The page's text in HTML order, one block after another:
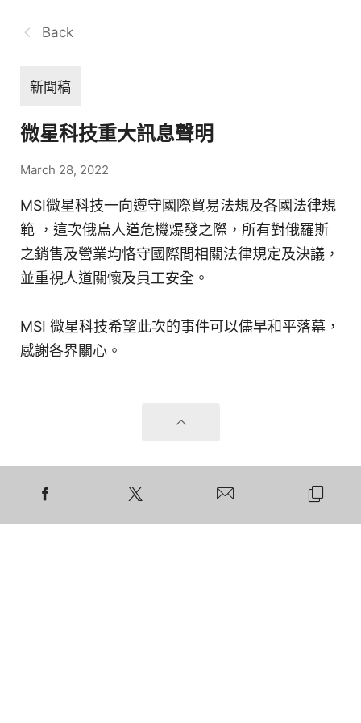
Back
新聞稿
微星科技重大訊息聲明
March 28, 2022
MSI微星科技一向遵守國際貿易法規及各國法律規
範 ，這次俄烏人道危機爆發之際，所有對俄羅斯
之銷售及營業均恪守國際間相關法律規定及決議，
並重視人道關懷及員工安全。
MSI 微星科技希望此次的事件可以儘早和平落幕，
感謝各界關心。